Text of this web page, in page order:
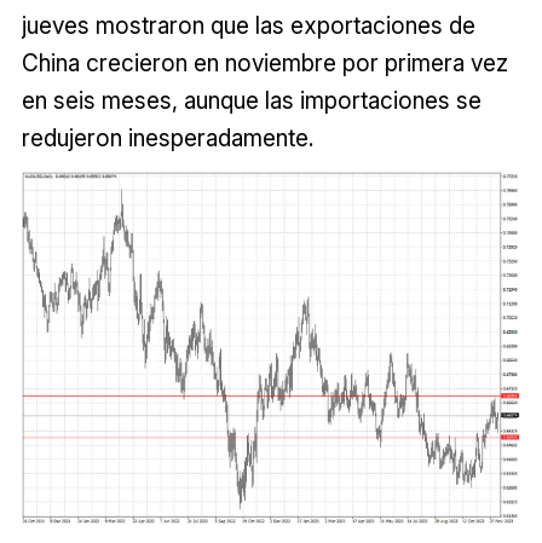
jueves mostraron que las exportaciones de
China crecieron en noviembre por primera vez
en seis meses, aunque las importaciones se
redujeron inesperadamente.